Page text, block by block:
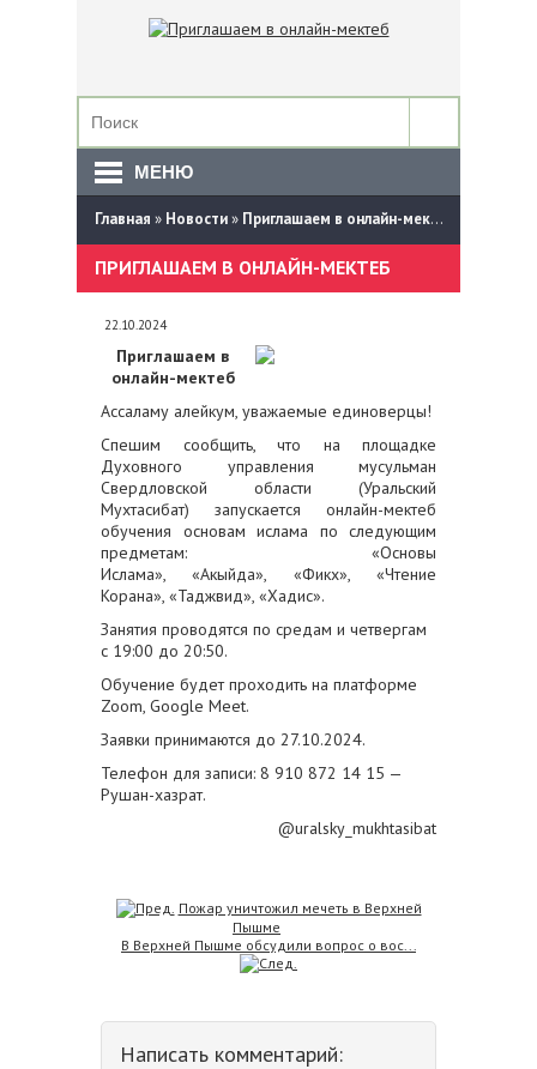
МЕНЮ
Главная » Новости» Приглашаем в онлайн-мектеб
ПРИГЛАШАЕМ В ОНЛАЙН-МЕКТЕБ
22.10.2024
Приглашаем в
онлайн-мектеб
Ассаламу алейкум, уважаемые единоверцы!
Спешим сообщить, что на площадке
Духовного управления мусульман
Свердловской области (Уральский
Мухтасибат) запускается онлайн-мектеб
обучения основам ислама по следующим
предметам:
«Основы
Ислама», «Акыйда», «Фикх», «Чтение
Корана», «Таджвид», «Хадис».
Занятия проводятся по средам и четвергам
с 19:00 до 20:50.
Обучение будет проходить на платформе
Zoom, Google Meet.
Заявки принимаются до 27.10.2024.
Телефон для записи: 8 910 872 14 15 —
Рушан-хазрат.
@uralsky_mukhtasibat
Пожар уничтожил мечеть в Верхней
Пышме
В Верхней Пышме обсудили вопрос о вос...
Написать комментарий: